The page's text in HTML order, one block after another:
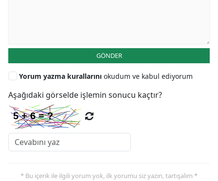
GÖNDER
Yorum yazma kurallarını okudum ve kabul ediyorum
Aşağıdaki görselde işlemin sonucu kaçtır?
* Bu içerik ile ilgili yorum yok, ilk yorumu siz yazın, tartışalım *